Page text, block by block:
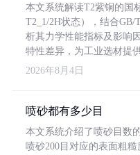
本文系统解读T2紫铜的国
T2_1/2H状态），结合GB/
析其力学性能指标及影响
特性差异，为工业选材提
2026年8月4日
喷砂都有多少目
本文系统介绍了喷砂目数
喷砂200目对应的表面粗